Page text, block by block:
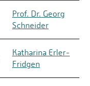
Prof. Dr. Georg
Schneider
Katharina Erler-
Fridgen